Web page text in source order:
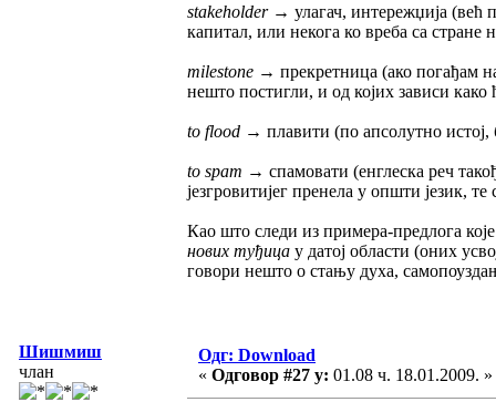
stakeholder→ улагач, интережџија (већ
капитал, или некога ко вреба са стране
milestone → прекретница (ако погађам
нешто постигли, и од којих зависи
to flood → плавити (по апсолутно истој,
to spam → спамовати (енглеска реч
језгровитијег пренела у општи језик,
Као што следи из примера-предлога
нових туђица у датој области (оних
говори нешто о стању духа,
Шишмиш
члан
Одг: Download
« Одговор #27 у: 01.08 ч. 18.01.2009. »